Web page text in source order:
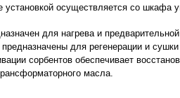
установкой осуществляется со шкафа
для нагрева и
для регенерации и
сорбентов обеспечивает
масла.